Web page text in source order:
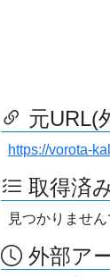
元URL(
https://vorota-
取得済
見つかりません
外部ア